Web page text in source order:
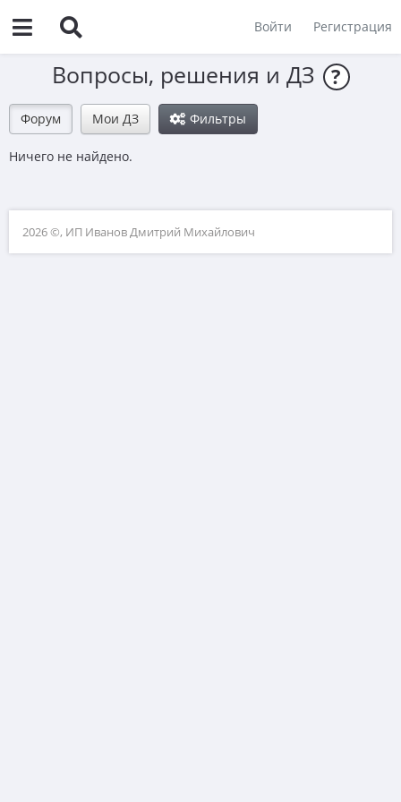
Войти Регистрация
Вопросы, решения и ДЗ ?
Форум Мои ДЗ Фильтры
Ничего не найдено.
2026 ©, ИП Иванов Дмитрий Михайлович